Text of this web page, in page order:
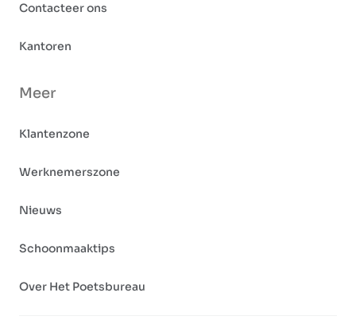
Contacteer ons
Kantoren
Meer
Klantenzone
Werknemerszone
Nieuws
Schoonmaaktips
Over Het Poetsbureau